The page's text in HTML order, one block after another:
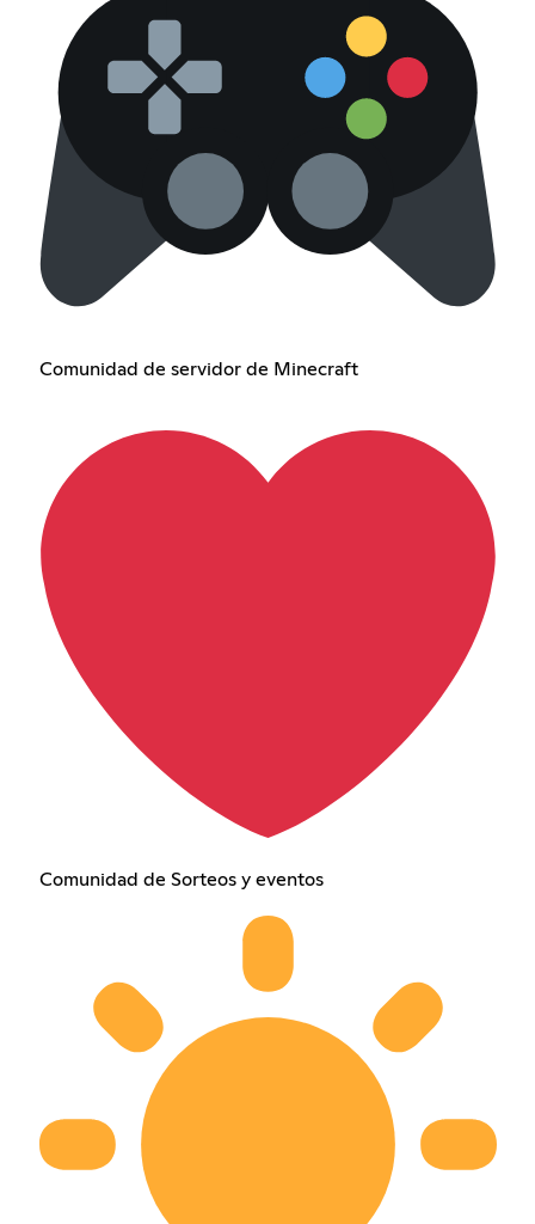
Comunidad de servidor de Minecraft
Comunidad de Sorteos y eventos